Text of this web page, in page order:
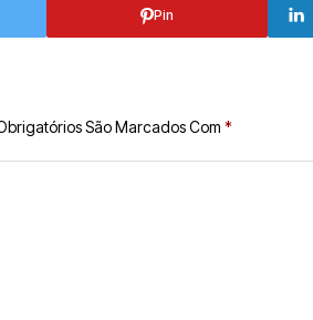
Pin
São Marcados Com *